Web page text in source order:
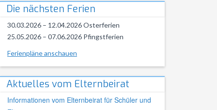
Die nächsten Ferien
30.03.2026 – 12.04.2026 Osterferien
25.05.2026 – 07.06.2026 Pfingstferien
Ferienpläne anschauen
Aktuelles vom Elternbeirat
Informationen vom Elternbeirat für Schüler und